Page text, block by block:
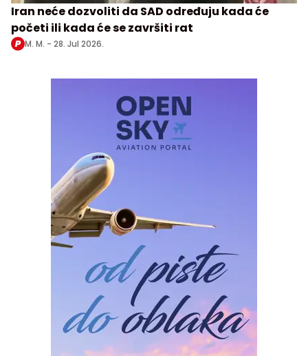
Iran neće dozvoliti da SAD određuju kada će
početi ili kada će se završiti rat
M. M. - 28. Jul 2026.